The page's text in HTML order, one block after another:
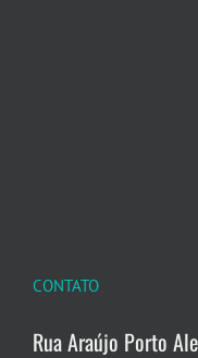
CONTATO
Rua Araújo Porto